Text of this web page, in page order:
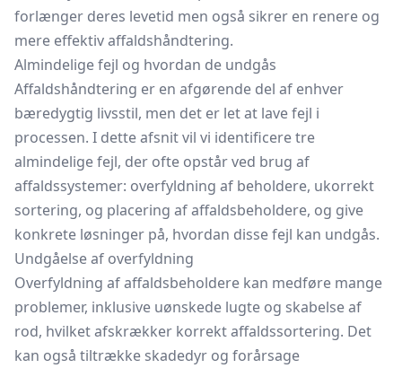
forlænger deres levetid men også sikrer en renere og
mere effektiv affaldshåndtering.
Almindelige fejl og hvordan de undgås
Affaldshåndtering er en afgørende del af enhver
bæredygtig livsstil, men det er let at lave fejl i
processen. I dette afsnit vil vi identificere tre
almindelige fejl, der ofte opstår ved brug af
affaldssystemer: overfyldning af beholdere, ukorrekt
sortering, og placering af affaldsbeholdere, og give
konkrete løsninger på, hvordan disse fejl kan undgås.
Undgåelse af overfyldning
Overfyldning af affaldsbeholdere kan medføre mange
problemer, inklusive uønskede lugte og skabelse af
rod, hvilket afskrækker korrekt affaldssortering. Det
kan også tiltrække skadedyr og forårsage